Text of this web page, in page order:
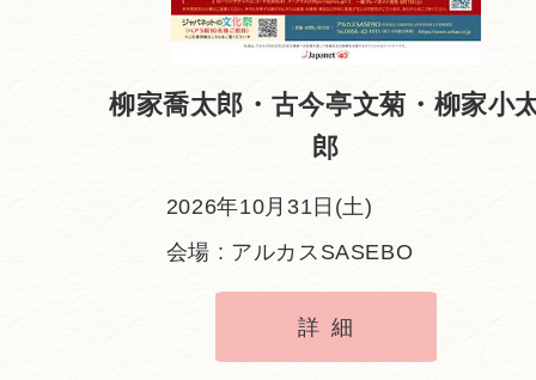
柳家喬太郎・古今亭文菊・柳家小
郎
2026年10月31日(土)
会場 : アルカスSASEBO
詳細